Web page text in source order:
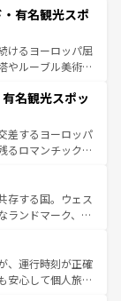
一覧を参照してほ
メンコ、熱気あふ
一部となってい
や、バルセロナの
ローマ遺跡や中世
スペインはその個
有名観光スポ
けるヨーロッパ屈
やルーブル美術館
宮殿、歴史的な大
、訪れる者を心
国としても知ら
産にも登録されて
方が可能だ。さ
おり、どの街角に
以外の個性あふ
名観光スポッ
差するヨーロッパ
るロマンチック街
ことがない。ベ
ルプスの絶景、そ
景は必見。ビール
着の
ほしい。
存する国。ウェス
ランドマーク、歴
なアフタヌーン
パブ、サッカー観
富。イギリスを旅
、運行時刻が正確
安心して個人旅行